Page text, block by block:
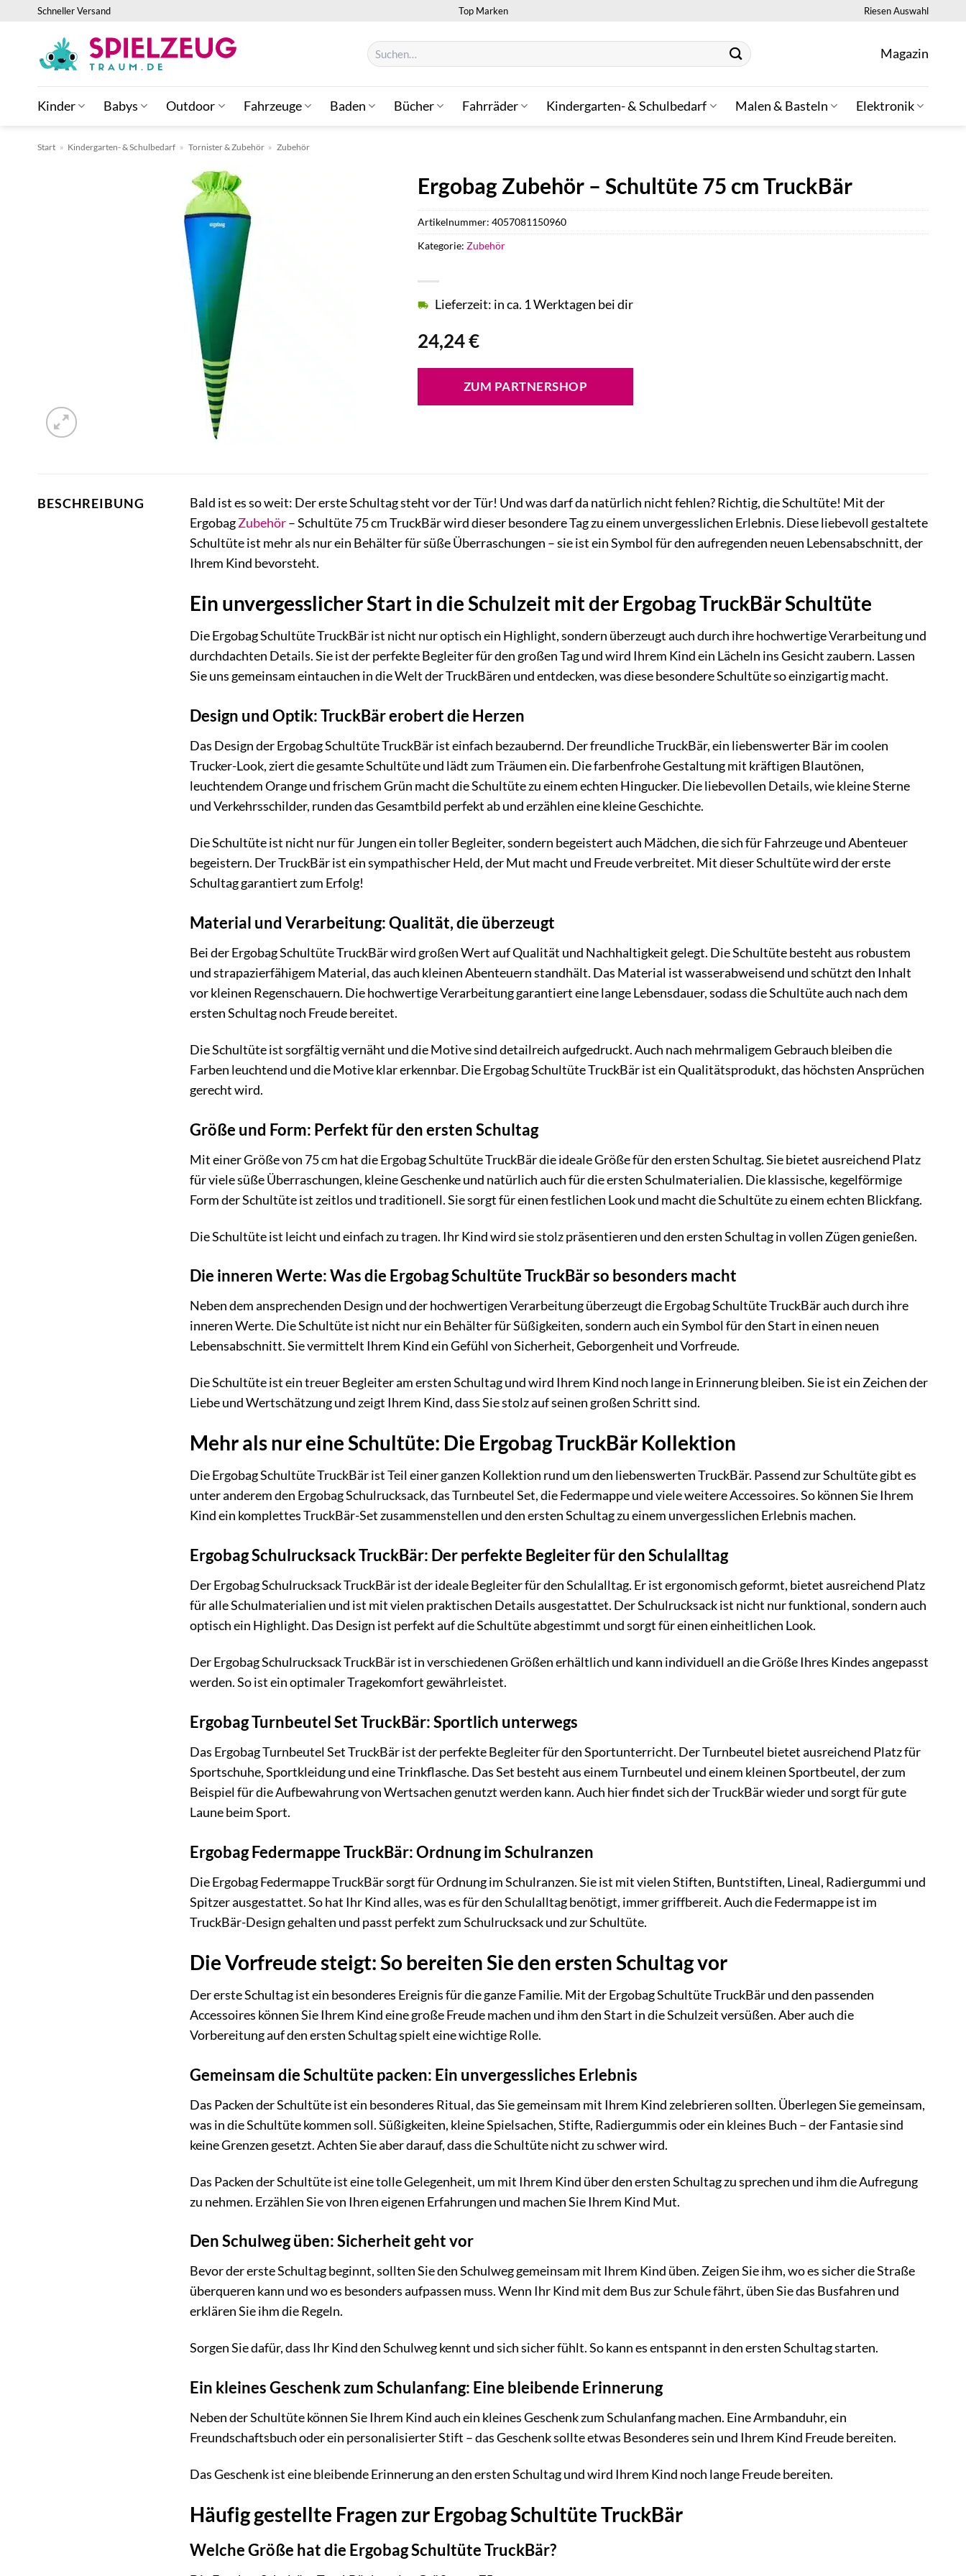
springen
Schneller Versand Top Marken Riesen Auswahl
Suchen
nach:
Magazin
Kinder Babys Outdoor Fahrzeuge Baden Bücher Fahrräder Kindergarten- & Schulbedarf Malen & Basteln Elektronik
Start » Kindergarten- & Schulbedarf » Tornister & Zubehör » Zubehör
Ergobag Zubehör – Schultüte 75 cm TruckBär
24,24€
Lieferzeit: in ca. 1 Werktagen bei dir
ZUM PARTNERSHOP
Artikelnummer:4057081150960
Kategorie:Zubehör
BESCHREIBUNG
Bald ist es so weit: Der erste Schultag steht vor der Tür! Und was darf da natürlich nicht fehlen? Richtig, die Schultüte! Mit der
ErgobagZubehör– Schultüte 75 cm TruckBär wird dieser besondere Tag zu einem unvergesslichen Erlebnis. Diese liebevoll gestaltete
Schultüte ist mehr als nur ein Behälter für süße Überraschungen – sie ist ein Symbol für den aufregenden neuen Lebensabschnitt, der
Ihrem Kind bevorsteht.
Ein unvergesslicher Start in die Schulzeit mit der Ergobag TruckBär Schultüte
Die Ergobag Schultüte TruckBär ist nicht nur optisch ein Highlight, sondern überzeugt auch durch ihre hochwertige Verarbeitung und
durchdachten Details. Sie ist der perfekte Begleiter für den großen Tag und wird Ihrem Kind ein Lächeln ins Gesicht zaubern. Lassen
Sie uns gemeinsam eintauchen in die Welt der TruckBären und entdecken, was diese besondere Schultüte so einzigartig macht.
Design und Optik: TruckBär erobert die Herzen
Das Design der Ergobag Schultüte TruckBär ist einfach bezaubernd. Der freundliche TruckBär, ein liebenswerter Bär im coolen
Trucker-Look, ziert die gesamte Schultüte und lädt zum Träumen ein. Die farbenfrohe Gestaltung mit kräftigen Blautönen,
leuchtendem Orange und frischem Grün macht die Schultüte zu einem echten Hingucker. Die liebevollen Details, wie kleine Sterne
und Verkehrsschilder, runden das Gesamtbild perfekt ab und erzählen eine kleine Geschichte.
Die Schultüte ist nicht nur für Jungen ein toller Begleiter, sondern begeistert auch Mädchen, die sich für Fahrzeuge und Abenteuer
begeistern. Der TruckBär ist ein sympathischer Held, der Mut macht und Freude verbreitet. Mit dieser Schultüte wird der erste
Schultag garantiert zum Erfolg!
Material und Verarbeitung: Qualität, die überzeugt
Bei der Ergobag Schultüte TruckBär wird großen Wert auf Qualität und Nachhaltigkeit gelegt. Die Schultüte besteht aus robustem
und strapazierfähigem Material, das auch kleinen Abenteuern standhält. Das Material ist wasserabweisend und schützt den Inhalt
vor kleinen Regenschauern. Die hochwertige Verarbeitung garantiert eine lange Lebensdauer, sodass die Schultüte auch nach dem
ersten Schultag noch Freude bereitet.
Die Schultüte ist sorgfältig vernäht und die Motive sind detailreich aufgedruckt. Auch nach mehrmaligem Gebrauch bleiben die
Farben leuchtend und die Motive klar erkennbar. Die Ergobag Schultüte TruckBär ist ein Qualitätsprodukt, das höchsten Ansprüchen
gerecht wird.
Größe und Form: Perfekt für den ersten Schultag
Mit einer Größe von 75 cm hat die Ergobag Schultüte TruckBär die ideale Größe für den ersten Schultag. Sie bietet ausreichend Platz
für viele süße Überraschungen, kleine Geschenke und natürlich auch für die ersten Schulmaterialien. Die klassische, kegelförmige
Form der Schultüte ist zeitlos und traditionell. Sie sorgt für einen festlichen Look und macht die Schultüte zu einem echten Blickfang.
Die Schultüte ist leicht und einfach zu tragen. Ihr Kind wird sie stolz präsentieren und den ersten Schultag in vollen Zügen genießen.
Die inneren Werte: Was die Ergobag Schultüte TruckBär so besonders macht
Neben dem ansprechenden Design und der hochwertigen Verarbeitung überzeugt die Ergobag Schultüte TruckBär auch durch ihre
inneren Werte. Die Schultüte ist nicht nur ein Behälter für Süßigkeiten, sondern auch ein Symbol für den Start in einen neuen
Lebensabschnitt. Sie vermittelt Ihrem Kind ein Gefühl von Sicherheit, Geborgenheit und Vorfreude.
Die Schultüte ist ein treuer Begleiter am ersten Schultag und wird Ihrem Kind noch lange in Erinnerung bleiben. Sie ist ein Zeichen der
Liebe und Wertschätzung und zeigt Ihrem Kind, dass Sie stolz auf seinen großen Schritt sind.
Mehr als nur eine Schultüte: Die Ergobag TruckBär Kollektion
Die Ergobag Schultüte TruckBär ist Teil einer ganzen Kollektion rund um den liebenswerten TruckBär. Passend zur Schultüte gibt es
unter anderem den Ergobag Schulrucksack, das Turnbeutel Set, die Federmappe und viele weitere Accessoires. So können Sie Ihrem
Kind ein komplettes TruckBär-Set zusammenstellen und den ersten Schultag zu einem unvergesslichen Erlebnis machen.
Ergobag Schulrucksack TruckBär: Der perfekte Begleiter für den Schulalltag
Der Ergobag Schulrucksack TruckBär ist der ideale Begleiter für den Schulalltag. Er ist ergonomisch geformt, bietet ausreichend Platz
für alle Schulmaterialien und ist mit vielen praktischen Details ausgestattet. Der Schulrucksack ist nicht nur funktional, sondern auch
optisch ein Highlight. Das Design ist perfekt auf die Schultüte abgestimmt und sorgt für einen einheitlichen Look.
Der Ergobag Schulrucksack TruckBär ist in verschiedenen Größen erhältlich und kann individuell an die Größe Ihres Kindes angepasst
werden. So ist ein optimaler Tragekomfort gewährleistet.
Ergobag Turnbeutel Set TruckBär: Sportlich unterwegs
Das Ergobag Turnbeutel Set TruckBär ist der perfekte Begleiter für den Sportunterricht. Der Turnbeutel bietet ausreichend Platz für
Sportschuhe, Sportkleidung und eine Trinkflasche. Das Set besteht aus einem Turnbeutel und einem kleinen Sportbeutel, der zum
Beispiel für die Aufbewahrung von Wertsachen genutzt werden kann. Auch hier findet sich der TruckBär wieder und sorgt für gute
Laune beim Sport.
Ergobag Federmappe TruckBär: Ordnung im Schulranzen
Die Ergobag Federmappe TruckBär sorgt für Ordnung im Schulranzen. Sie ist mit vielen Stiften, Buntstiften, Lineal, Radiergummi und
Spitzer ausgestattet. So hat Ihr Kind alles, was es für den Schulalltag benötigt, immer griffbereit. Auch die Federmappe ist im
TruckBär-Design gehalten und passt perfekt zum Schulrucksack und zur Schultüte.
Die Vorfreude steigt: So bereiten Sie den ersten Schultag vor
Der erste Schultag ist ein besonderes Ereignis für die ganze Familie. Mit der Ergobag Schultüte TruckBär und den passenden
Accessoires können Sie Ihrem Kind eine große Freude machen und ihm den Start in die Schulzeit versüßen. Aber auch die
Vorbereitung auf den ersten Schultag spielt eine wichtige Rolle.
Gemeinsam die Schultüte packen: Ein unvergessliches Erlebnis
Das Packen der Schultüte ist ein besonderes Ritual, das Sie gemeinsam mit Ihrem Kind zelebrieren sollten. Überlegen Sie gemeinsam,
was in die Schultüte kommen soll. Süßigkeiten, kleine Spielsachen, Stifte, Radiergummis oder ein kleines Buch – der Fantasie sind
keine Grenzen gesetzt. Achten Sie aber darauf, dass die Schultüte nicht zu schwer wird.
Das Packen der Schultüte ist eine tolle Gelegenheit, um mit Ihrem Kind über den ersten Schultag zu sprechen und ihm die Aufregung
zu nehmen. Erzählen Sie von Ihren eigenen Erfahrungen und machen Sie Ihrem Kind Mut.
Den Schulweg üben: Sicherheit geht vor
Bevor der erste Schultag beginnt, sollten Sie den Schulweg gemeinsam mit Ihrem Kind üben. Zeigen Sie ihm, wo es sicher die Straße
überqueren kann und wo es besonders aufpassen muss. Wenn Ihr Kind mit dem Bus zur Schule fährt, üben Sie das Busfahren und
erklären Sie ihm die Regeln.
Sorgen Sie dafür, dass Ihr Kind den Schulweg kennt und sich sicher fühlt. So kann es entspannt in den ersten Schultag starten.
Ein kleines Geschenk zum Schulanfang: Eine bleibende Erinnerung
Neben der Schultüte können Sie Ihrem Kind auch ein kleines Geschenk zum Schulanfang machen. Eine Armbanduhr, ein
Freundschaftsbuch oder ein personalisierter Stift – das Geschenk sollte etwas Besonderes sein und Ihrem Kind Freude bereiten.
Das Geschenk ist eine bleibende Erinnerung an den ersten Schultag und wird Ihrem Kind noch lange Freude bereiten.
Häufig gestellte Fragen zur Ergobag Schultüte TruckBär
Welche Größe hat die Ergobag Schultüte TruckBär?